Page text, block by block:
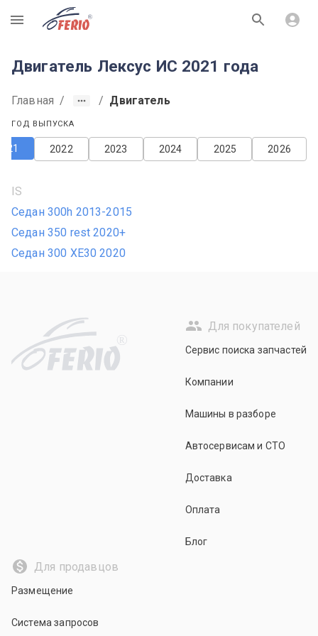
R
Двигатель Лексус ИС 2021 года
Главная / / Двигатель
ГОД ВЫПУСКА
2026
2025
2024
2023
2022
IS
Седан 300h 2013-2015
Седан 350 rest 2020+
Седан 300 XE30 2020
R
Для покупателей
Сервис поиска запчастей
Компании
Машины в разборе
Автосервисам и СТО
Доставка
Оплата
Блог
Для продавцов
Размещение
Система запросов